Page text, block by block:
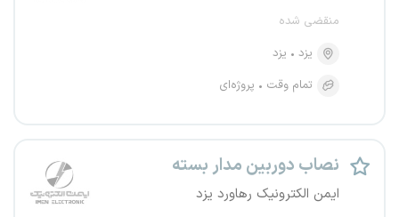
منقضی شده
یزد
یزد
تمام وقت
پروژه‌ای
نصاب دوربین مدار بسته
ایمن الکترونیک رهاورد یزد